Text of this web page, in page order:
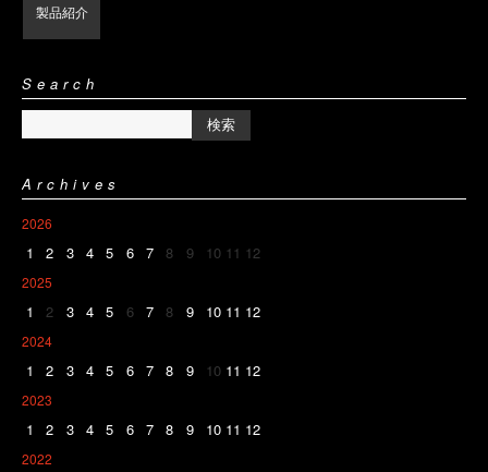
製品紹介
Search
Archives
2026
1 2 3 4 5 6 7 8 9 10 11 12
2025
1 2 3 4 5 6 7 8 9 10 11 12
2024
1 2 3 4 5 6 7 8 9 10 11 12
2023
1 2 3 4 5 6 7 8 9 10 11 12
2022